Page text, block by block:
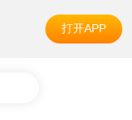
打开APP